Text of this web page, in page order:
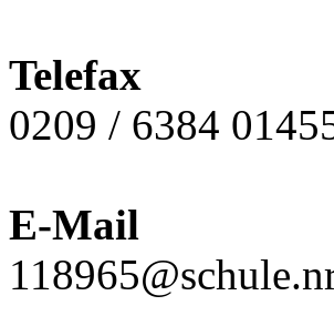
Telefax
0209 / 6384
E-Mail